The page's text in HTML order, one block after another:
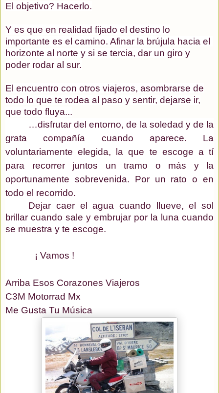
El objetivo? Hacerlo.
Y es que en realidad fijado el destino lo
importante es el camino. Afinar la brújula hacia el
horizonte al norte y si se tercia, dar un giro y
poder rodar al sur.
El encuentro con otros viajeros, asombrarse de
todo lo que te rodea al paso y sentir, dejarse ir,
que todo fluya...
…disfrutar del entorno, de la soledad y de la
grata compañía cuando aparece. La
voluntariamente elegida, la que te escoge a tí
para recorrer juntos un tramo o más y la
oportunamente sobrevenida. Por un rato o en
todo el recorrido.
Dejar caer el agua cuando llueve, el sol
brillar cuando sale y embrujar por la luna cuando
se muestra y te escoge.
¡ Vamos !
Arriba Esos Corazones Viajeros
C3M Motorrad Mx
Me Gusta Tu Música